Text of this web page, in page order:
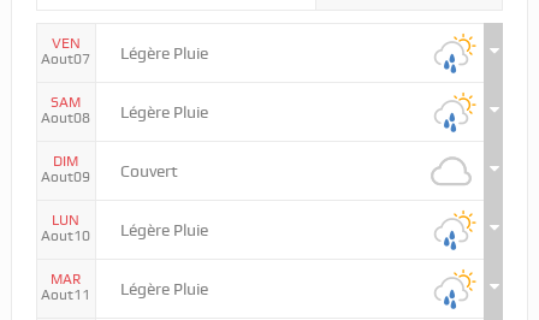
VEN
Aout07
Légère Pluie
SAM
Aout08
Légère Pluie
DIM
Aout09
Couvert
LUN
Aout10
Légère Pluie
MAR
Aout11
Légère Pluie